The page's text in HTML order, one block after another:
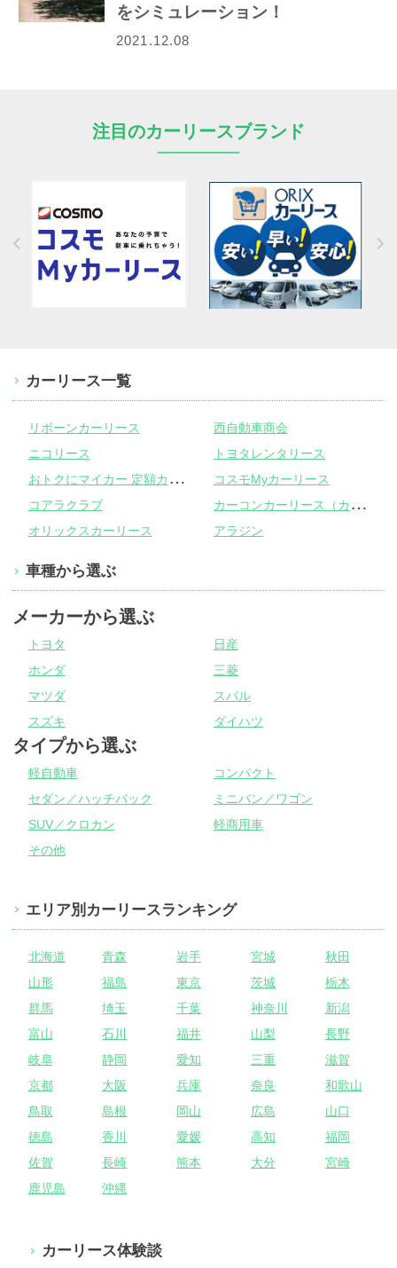
をシミュレーション！
2021.12.08
注目のカーリースブランド
カーリース一覧
リボーンカーリース
西自動車商会
ニコリース
トヨタレンタリース
お
トクにマイカー 定額カルモくん
コスモMyカーリース
コアラクラブ
カ
ーコンカーリース（カーコンビニ倶楽部）
オリックスカーリース アラジン
車種から選ぶ
メーカーから選ぶ
トヨタ
日産
ホンダ
三菱
マツダ
スバル
スズキ
ダイハツ
タイプから選ぶ
軽自動車
コンパクト
セダン／ハッチバック
ミニバン／ワゴン
SUV／クロカン
軽商用車
その他
エリア別カーリースランキング
北海道 青森 岩手 宮城
秋田
山形
福島 東京 茨城
栃木
群馬
埼玉 千葉 神奈川
新潟
富山
石川 福井 山梨
長野
岐阜
静岡 愛知 三重
滋賀
京都
大阪 兵庫 奈良
和歌山
鳥取
島根 岡山 広島
山口
徳島
香川 愛媛 高知
福岡
佐賀
長崎 熊本 大分
宮崎
鹿児島
沖縄
カーリース体験談